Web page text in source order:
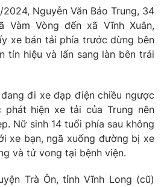
Nguyễn Văn Bảo Trung, 34
Vòng đến xã Vĩnh Xuân,
xe bán tải phía trước dừng bên
tín hiệu và lấn sang làn bên trái
đi xe đạp điện chiều ngược
hiện xe tải của Trung nên
Nữ sinh 14 tuổi phía sau không
xe bạn, ngã xuống đường bị xe
và tử vong tại bệnh viện.
Trà Ôn, tỉnh Vĩnh Long (cũ)